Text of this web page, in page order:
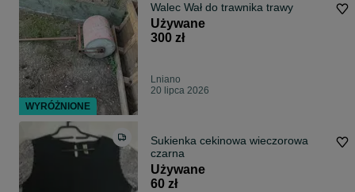
Walec Wał do trawnika trawy
Używane
300 zł
Lniano
20 lipca 2026
Sukienka cekinowa wieczorowa
czarna
Używane
60 zł
WYRÓŻNIONE